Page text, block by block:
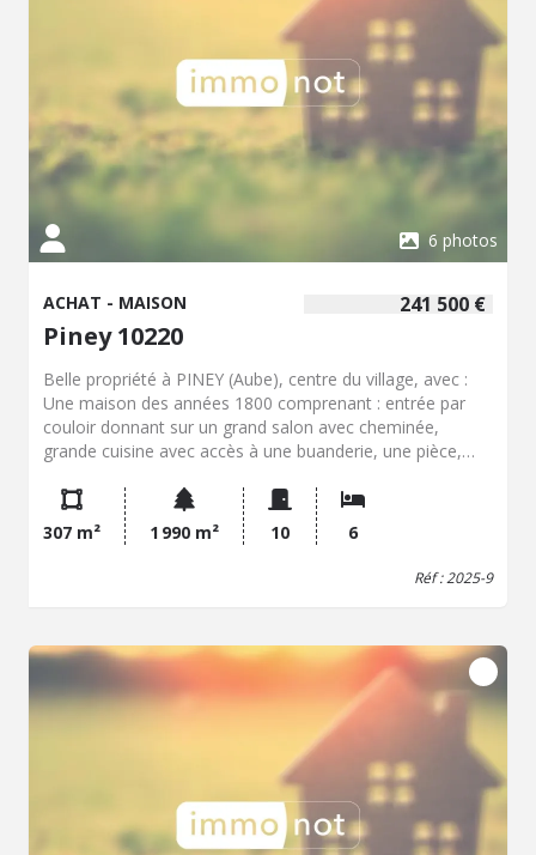
6 photos
241 500 €
ACHAT - MAISON
Piney 10220
Belle propriété à PINEY (Aube), centre du village, avec :
Une maison des années 1800 comprenant : entrée par
couloir donnant sur un grand salon avec cheminée,
grande cuisine avec accès à une buanderie, une pièce,
Au Ier étage : palier, 4 chambres dont une avec salle de
bains et WC. Au 2ème étage : 2 grandes pièces avec
lavabo chacune et partie grenier. Diverses dépendances
et 2 garages. Beau jardin clos et arboré avec cour. Cave
307 m² 1 990 m² 10 6
Réf : 2025-9